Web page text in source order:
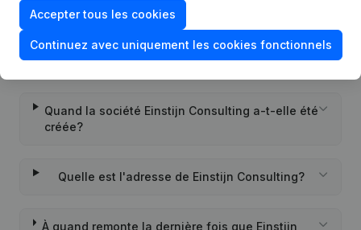
Quel est l'identifiant PEPPOL de Einstijn
Consulting?
Quand la société Einstijn Consulting a-t-elle été
créée?
Quelle est l'adresse de Einstijn Consulting?
À quand remonte la dernière fois que Einstijn
Accepter tous les cookies
Continuez avec uniquement les cookies fonctionnels